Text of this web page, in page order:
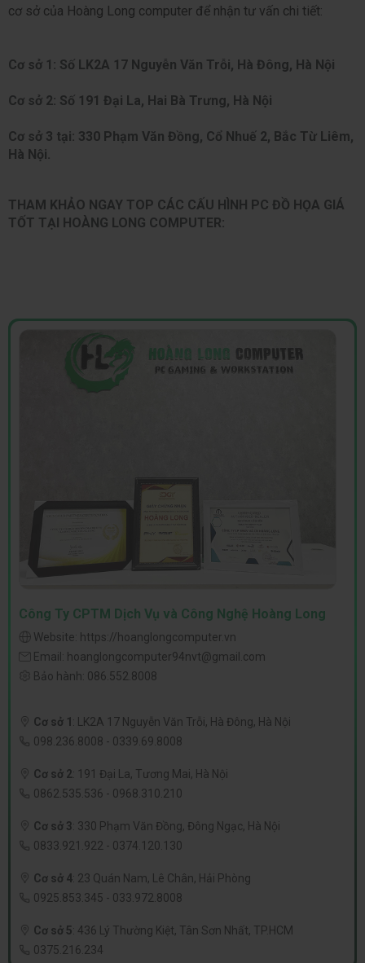
cơ sở của Hoàng Long computer để nhận tư vấn chi tiết:
Cơ sở 1: Số LK2A 17 Nguyễn Văn Trỗi, Hà Đông, Hà Nội
Cơ sở 2: Số 191 Đại La, Hai Bà Trưng, Hà Nội
Cơ sở 3 tại: 330 Phạm Văn Đồng, Cổ Nhuế 2, Bắc Từ Liêm,
Hà Nội.
THAM KHẢO NGAY TOP CÁC CẤU HÌNH PC ĐỒ HỌA GIÁ
TỐT TẠI HOÀNG LONG COMPUTER:
Công Ty CPTM Dịch Vụ và Công Nghệ Hoàng Long
Website: https://hoanglongcomputer.vn
Email: hoanglongcomputer94nvt@gmail.com
Bảo hành: 086.552.8008
Cơ sở 1 :
LK2A 17 Nguyễn Văn Trỗi, Hà Đông, Hà Nội
098.236.8008 - 0339.69.8008
Cơ sở 2: 191 Đại La, Tương Mai, Hà Nội
0862.535.536 - 0968.310.210
Cơ sở 3: 330 Phạm Văn Đồng, Đông Ngạc, Hà Nội
0833.921.922 - 0374.120.130
Cơ sở 4: 23 Quán Nam, Lê Chân, Hải Phòng
0925.853.345 - 033.972.8008
Cơ sở 5: 436 Lý Thường Kiệt, Tân Sơn Nhất, TP.HCM
0375.216.234